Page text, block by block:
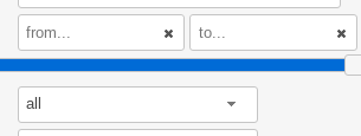
all